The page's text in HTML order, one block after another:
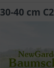
30-40 cm C2